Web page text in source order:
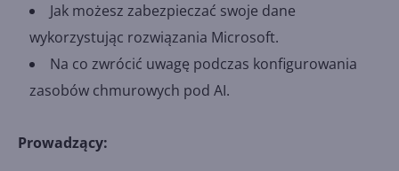
Jak możesz zabezpieczać swoje dane
wykorzystując rozwiązania Microsoft.
Na co zwrócić uwagę podczas konfigurowania
zasobów chmurowych pod AI.
Prowadzący: